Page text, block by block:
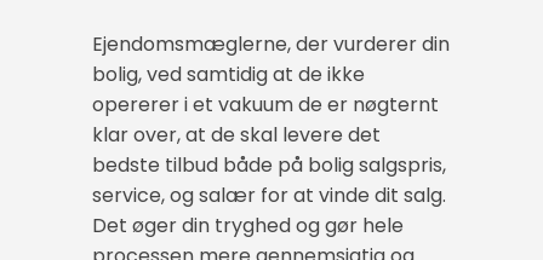
Ejendomsmæglerne, der vurderer din
bolig, ved samtidig at de ikke
opererer i et vakuum de er nøgternt
klar over, at de skal levere det
bedste tilbud både på bolig salgspris,
service, og salær for at vinde dit salg.
Det øger din tryghed og gør hele